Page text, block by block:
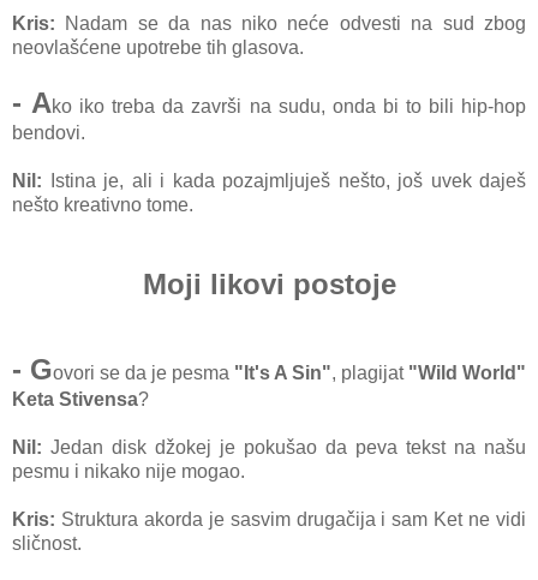
Kris: Nadam se da nas niko neće odvesti na sud zbog
neovlašćene upotrebe tih glasova.
- Ako iko treba da završi na sudu, onda bi to bili hip-hop
bendovi.
Nil: Istina je, ali i kada pozajmljuješ nešto, još uvek daješ
nešto kreativno tome.
Moji likovi postoje
- Govori se da je pesma "It's A Sin", plagijat"Wild World"
Keta Stivensa?
Nil: Jedan disk džokej je pokušao da peva tekst na našu
pesmu i nikako nije mogao.
Kris: Struktura akorda je sasvim drugačija i sam Ket ne vidi
sličnost.